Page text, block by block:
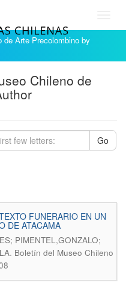
de Arte Precolombino by
Chileno de
Go
FUNERARIO EN UN
DE ATACAMA
PIMENTEL,GONZALO;
. Boletín del Museo Chileno